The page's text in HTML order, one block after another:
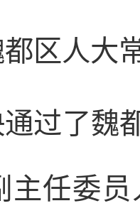
区人大
过了魏
主任委